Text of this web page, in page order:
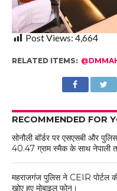
Post Views: 4,664
RELATED ITEMS:
RECOMMENDED FOR
सोनौली बॉर्डर पर एसएसबी और
40.47 ग्राम स्मैक के साथ नेपाली
महराजगंज पुलिस ने CEIR पोर्टल
खोए हुए मोबाइल फोन।